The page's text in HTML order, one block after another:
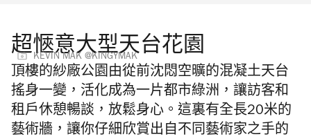
超愜意大型天台花園
KEVIN MAK @KINGYMAK
頂樓的紗廠公園由從前沈悶空曠的混凝土天台
搖身一變，活化成為一片都市綠洲，讓訪客和
租戶休憩暢談，放鬆身心。這裏有全長20米的
藝術牆，讓你仔細欣賞出自不同藝術家之手的